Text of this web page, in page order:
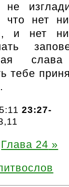
нет
и нет
тебе
23:27-
Глава 24